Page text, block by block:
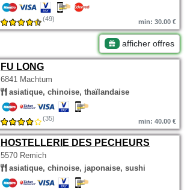
(49) min: 30.00 €
afficher offres
FU LONG
6841 Machtum
asiatique, chinoise, thaïlandaise
(35) min: 40.00 €
HOSTELLERIE DES PECHEURS
5570 Remich
asiatique, chinoise, japonaise, sushi